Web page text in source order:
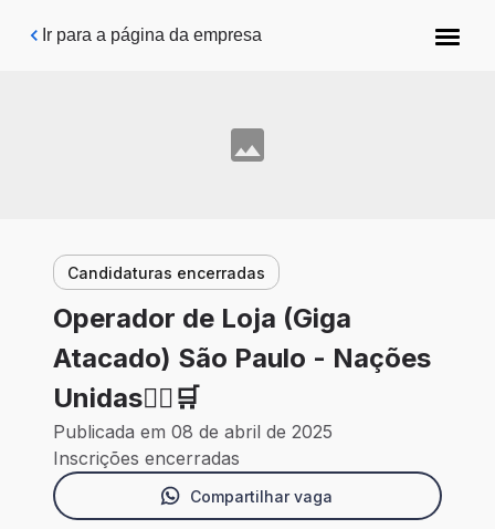
Pular para o conteúdo principal
Ir para a página da empresa
Candidaturas encerradas
Operador de Loja (Giga
Atacado) São Paulo - Nações
Unidas🙍‍♀️🛒
Publicada em 08 de abril de 2025
Inscrições encerradas
Compartilhar vaga